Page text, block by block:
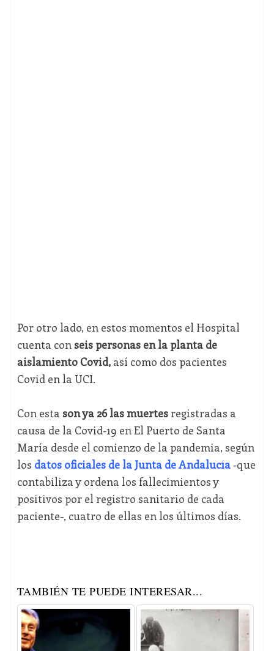
Por otro lado, en estos momentos el Hospital
cuenta conseis personas en la planta de
aislamiento Covid,así como dos pacientes
Covid en la UCI.
Con esta son ya 26 las muertesregistradas a
causa de la Covid-19 en El Puerto de Santa
María desde el comienzo de la pandemia, según
los datos oficiales de la Junta de Andalucía-que
contabiliza y ordena los fallecimientos y
positivos por el registro sanitario de cada
paciente-, cuatro de ellas en los últimos días.
TAMBIÉN TE PUEDE INTERESAR...